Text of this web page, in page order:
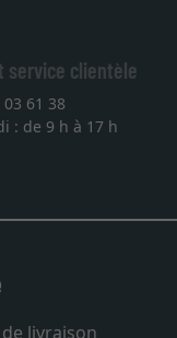
service clientèle
61 38
: de 9 h à 17 h
livraison